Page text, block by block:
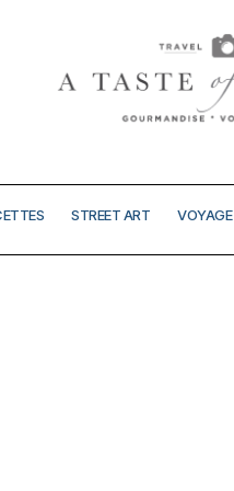
of
mySTREET ART VOYAGE